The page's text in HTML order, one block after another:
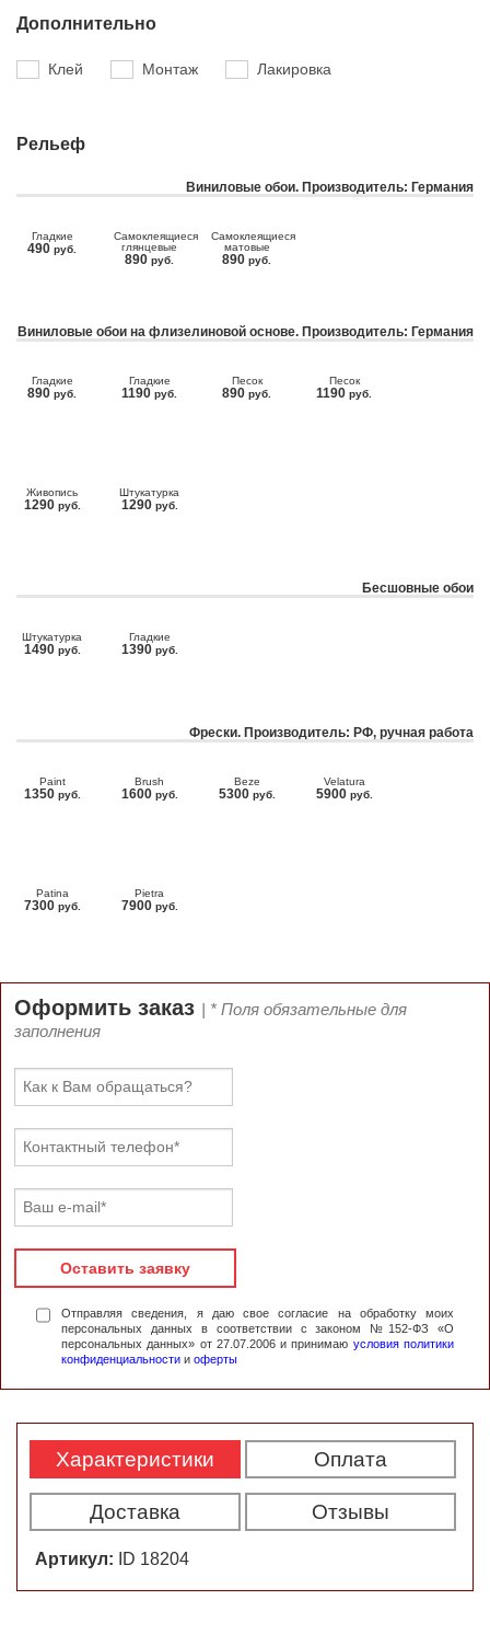
Дополнительно
Клей Монтаж Лакировка
Рельеф
Виниловые обои. Производитель: Германия
Гладкие
490 руб.
Самоклеящиеся
глянцевые
890 руб.
Самоклеящиеся
матовые
890 руб.
Виниловые обои на флизелиновой основе. Производитель: Германия
Гладкие
890 руб.
Гладкие
1190 руб.
Песок
890 руб.
Песок
1190 руб.
Живопись
1290 руб.
Штукатурка
1290 руб.
Бесшовные обои
Штукатурка
1490 руб.
Гладкие
1390 руб.
Фрески. Производитель: РФ, ручная работа
Paint
1350 руб.
Brush
1600 руб.
Beze
5300 руб.
Velatura
5900 руб.
Patina
7300 руб.
Pietra
7900 руб.
Оформить заказ | * Поля обязательные для
заполнения
Оставить заявку
Отправляя сведения, я даю свое согласие на обработку моих
персональных данных в соответствии с законом №152-ФЗ «О
персональных данных» от 27.07.2006 и принимаю условия политики
конфиденциальности и оферты
Характеристики Оплата
Доставка Отзывы
Артикул: ID 18204